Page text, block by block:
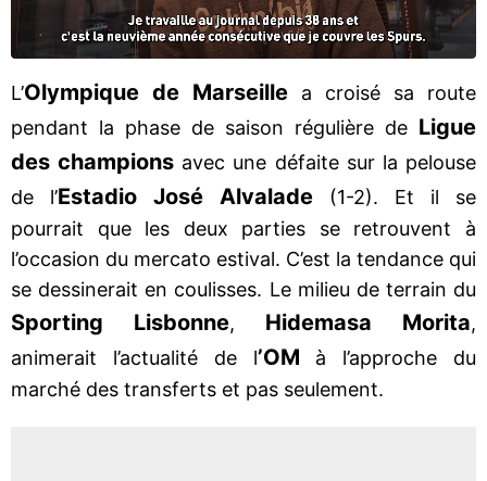
L’Olympique de Marseille a croisé sa route
pendant la phase de saison régulière de Ligue
des champions avec une défaite sur la pelouse
de l’Estadio José Alvalade
(1-2). Et il se
pourrait que les deux parties se retrouvent à
l’occasion du mercato estival. C’est la tendance qui
se dessinerait en coulisses. Le milieu de terrain du
Sporting Lisbonne, Hidemasa Morita,
animerait l’actualité de l’OM à l’approche du
marché des transferts et pas seulement.